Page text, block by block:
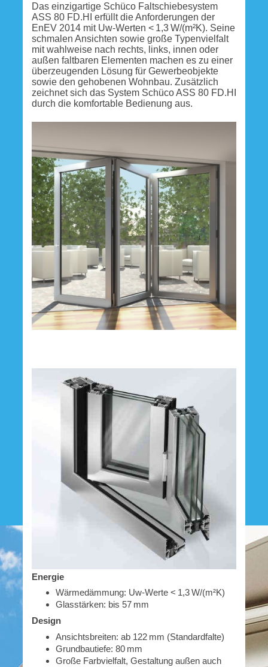
Das einzigartige Schüco Faltschiebesystem
ASS 80 FD.HI erfüllt die Anforderungen der
EnEV 2014 mit Uw-Werten < 1,3 W/(m²K). Seine
schmalen Ansichten sowie große Typenvielfalt
mit wahlweise nach rechts, links, innen oder
außen faltbaren Elementen machen es zu einer
überzeugenden Lösung für Gewerbeobjekte
sowie den gehobenen Wohnbau. Zusätzlich
zeichnet sich das System Schüco ASS 80 FD.HI
durch die komfortable Bedienung aus.
Energie
Wärmedämmung: Uw-Werte < 1,3 W/(m²K)
Glasstärken: bis 57 mm
Design
Ansichtsbreiten: ab 122 mm (Standardfalte)
Grundbautiefe: 80 mm
Große Farbvielfalt, Gestaltung außen auch